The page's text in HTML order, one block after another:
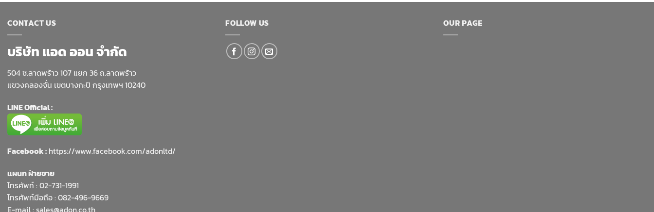
CONTACT US
บริษัท แอด ออน จำกัด
504 ซ.ลาดพร้าว 107 แยก 36 ถ.ลาดพร้าว
แขวงคลองจั่น เขตบางกะปิ กรุงเทพฯ 10240
LINE Official :
Facebook : https://www.facebook.com/adonltd/
แผนก ฝ่ายขาย
โทรศัพท์ : 02-731-1991
โทรศัพท์มือถือ : 082-496-9669
FOLLOW US OUR PAGE